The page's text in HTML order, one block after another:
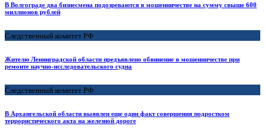
В Волгограде два бизнесмена подозреваются в мошенничестве на сумму свыше 600
миллионов рублей
Следственный комитет РФ
Жителю Ленинградской области предъявлено обвинение в мошенничестве при
ремонте научно-исследовательского судна
Следственный комитет РФ
В Архангельской области выявлен еще один факт совершения подростком
террористического акта на железной дороге